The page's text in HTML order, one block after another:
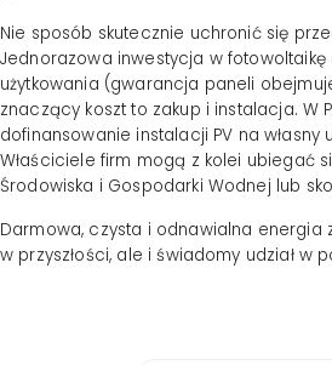
Nie sposób skutecznie uchronić się
Jednorazowa inwestycja w
użytkowania (gwarancja paneli
znaczący koszt to zakup i instalacja.
dofinansowanie instalacji PV na własny
Właściciele firm mogą z kolei ubiegać
Środowiska i Gospodarki Wodnej lub
Darmowa, czysta i odnawialna
w przyszłości, ale i świadomy udział